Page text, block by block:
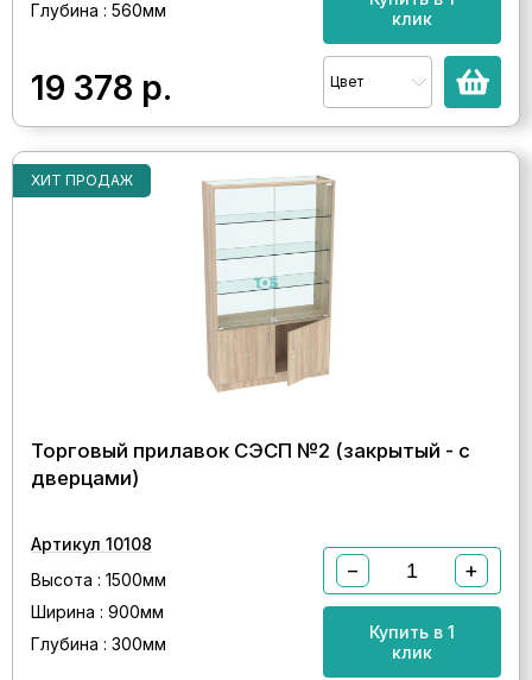
Глубина : 560мм
19 378 р.
клик
Цвет
ХИТ ПРОДАЖ
Торговый прилавок СЭСП №2 (закрытый - с
дверцами)
Артикул 10108
Высота : 1500мм
Ширина : 900мм
Глубина : 300мм
− +
Купить в 1
клик